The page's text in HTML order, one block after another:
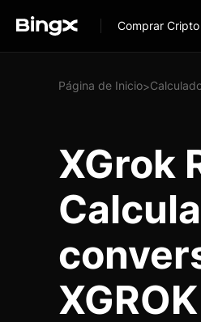
Comprar Cripto
Página de Inicio>
XGrok